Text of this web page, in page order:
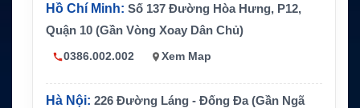
Hồ Chí Minh: Số 137 Đường Hòa Hưng, P12,
Quận 10 (Gần Vòng Xoay Dân Chủ)
0386.002.002 Xem Map
Hà Nội: 226 Đường Láng - Đống Đa (Gần Ngã